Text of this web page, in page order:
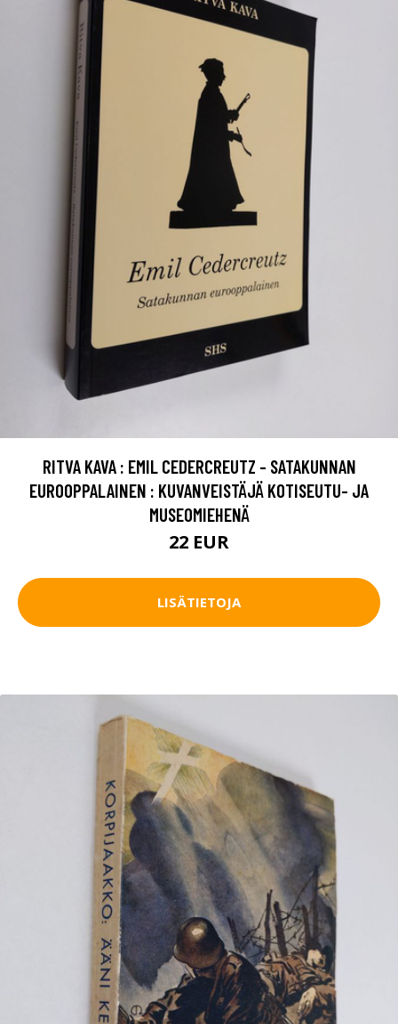
RITVA KAVA : EMIL CEDERCREUTZ - SATAKUNNAN
EUROOPPALAINEN : KUVANVEISTÄJÄ KOTISEUTU- JA
MUSEOMIEHENÄ
22 EUR
LISÄTIETOJA